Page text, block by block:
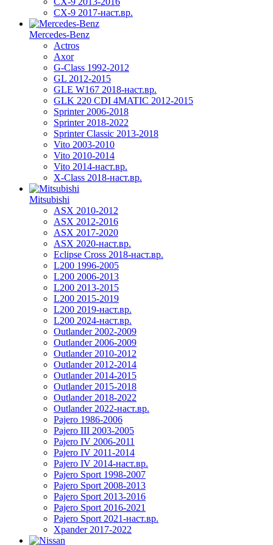
CX-9 2017-наст.вр.
Mercedes-Benz
Actros
Axor
G-Class 1992-2012
GL 2012-2015
GLE W167 2018-наст.вр.
GLK 220 CDI 4MATIC 2012-2015
Sprinter 2006-2018
Sprinter 2018-2022
Sprinter Classic 2013-2018
Vito 2003-2010
Vito 2010-2014
Vito 2014-наст.вр.
X-Class 2018-наст.вр.
Mitsubishi
ASX 2010-2012
ASX 2012-2016
ASX 2017-2020
ASX 2020-наст.вр.
Eclipse Cross 2018-наст.вр.
L200 1996-2005
L200 2006-2013
L200 2013-2015
L200 2015-2019
L200 2019-наст.вр.
L200 2024-наст.вр.
Outlander 2002-2009
Outlander 2006-2009
Outlander 2010-2012
Outlander 2012-2014
Outlander 2014-2015
Outlander 2015-2018
Outlander 2018-2022
Outlander 2022-наст.вр.
Pajero 1986-2006
Pajero III 2003-2005
Pajero IV 2006-2011
Pajero IV 2011-2014
Pajero IV 2014-наст.вр.
Pajero Sport 1998-2007
Pajero Sport 2008-2013
Pajero Sport 2013-2016
Pajero Sport 2016-2021
Pajero Sport 2021-наст.вр.
Xpander 2017-2022